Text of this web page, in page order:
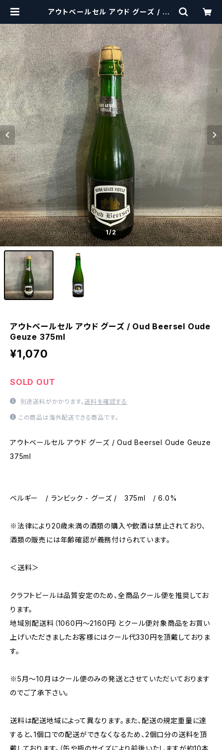
アウトベールセル アウド グーズ / Ou
| craftbeerscissors
1/2
アウトベールセル アウド グーズ / Oud Beersel Oude
Geuze 375ml
¥1,070
SOLD OUT
別途送料がかかります。送料を確認する
この商品は海外配送できる商品です。
アウトベールセル アウド グーズ / Oud Beersel Oude Geuze
375ml
ベルギー / ランビック - グーズ / 375ml / 6.0%
※法律により20歳未満の酒類の購入や飲酒は禁止されており、
酒類の販売には年齢確認が義務付けられています。
＜送料＞
クラフトビールは品質安定のため、全商品クール便を推奨してお
ります。
地域別配送料（1060円～2160円）とクール便対象商品をお買い
上げいただきましたお客様にはクール代330円を頂戴しておりま
す。
※5月～10月はクール便のみの発送とさせていただいております
のでご了承下さい。
送料は配送地域によって異なります。また、配送の規定重量に達
すると、1個口での配送ができなくなるため、2個口分の送料を頂
戴しております。（缶や瓶のサイズにより前後いたしますが約10本